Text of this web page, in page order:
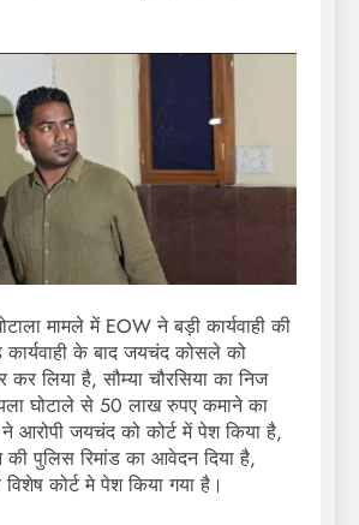
मामले में EOW ने बड़ी कार्यवाही की
कार्यवाही के बाद जयचंद कोसले को
कर लिया है, सौम्या चौरसिया का निज
घोटाले से 50 लाख रुपए कमाने का
आरोपी जयचंद को कोर्ट में पेश किया है,
पुलिस रिमांड का आवेदन दिया है,
कोर्ट मे पेश किया गया है।